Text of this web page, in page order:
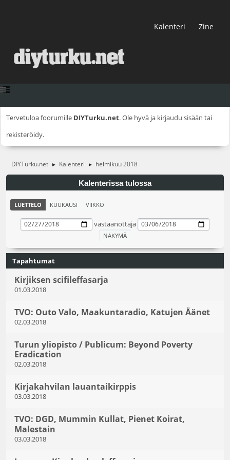
Kalenteri Zine
Tervetuloa foorumille DIYTurku.net. Ole hyvä ja kirjaudu sisään tai
rekisteröidy.
DIYTurku.net ► Kalenteri ► helmikuu 2018
Kalenterissa tulossa
LUETTELO KUUKAUSI VIIKKO
vastaanottaja
Tapahtumat
Kirjiksen scifileffasarja
01.03.2018
TVO: Outo Valo, Maakuntaradio, Katujen Äänet
02.03.2018
Turun yliopisto / Publicum: Beyond Poverty
Eradication
02.03.2018
Kirjakahvilan lauantaikirppis
03.03.2018
TVO: DGD, Mummin Kullat, Pienet Koirat,
Malestain
03.03.2018